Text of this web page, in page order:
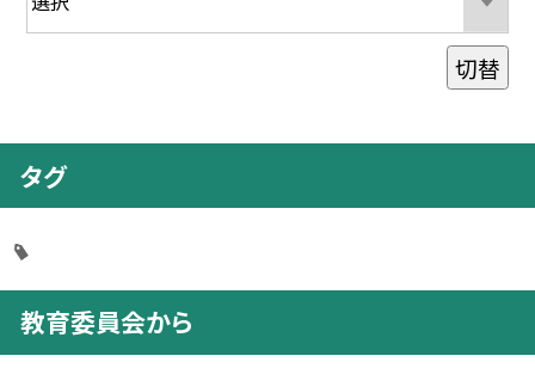
切替
タグ
教育委員会から